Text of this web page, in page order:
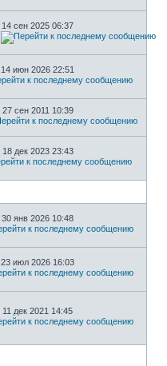
14 сен 2025 06:37
14 июн 2026 22:51
27 сен 2011 10:39
18 дек 2023 23:43
30 янв 2026 10:48
23 июл 2026 16:03
11 дек 2021 14:45